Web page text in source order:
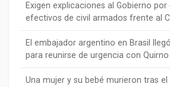
Exigen explicaciones al Gobierno por
efectivos de civil armados frente al
El embajador argentino en Brasil
para reunirse de urgencia con Quirno
Una mujer y su bebé murieron tras